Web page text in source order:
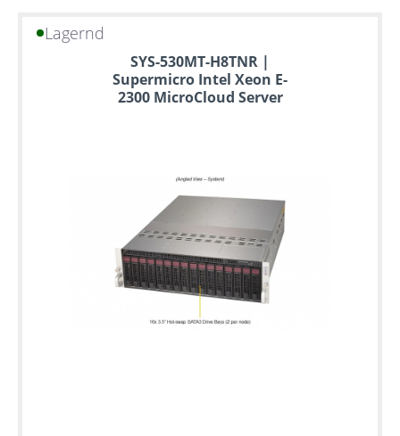
Lagernd
SYS-530MT-H8TNR |
Supermicro Intel Xeon E-
2300 MicroCloud Server